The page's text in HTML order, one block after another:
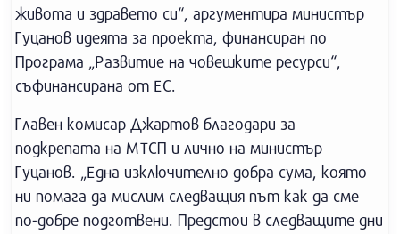
живота и здравето си“, аргументира министър
Гуцанов идеята за проекта, финансиран по
Програма „Развитие на човешките ресурси“,
съфинансирана от ЕС.
Главен комисар Джартов благодари за
подкрепата на МТСП и лично на министър
Гуцанов. „Една изключително добра сума, която
ни помага да мислим следващия път как да сме
по-добре подготвени. Предстои в следващите дни